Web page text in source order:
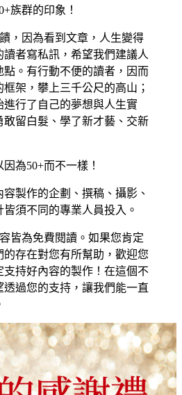
族群的印象！
，因為看到文章，人生變得
者寫私訊，希望我們建議人
點。有行動不便的讀者，因而
架，攀上三千公尺的高山；
進行了自己的夢想與人生實
敢留白髮、學了新才藝、交新
為50+而不一樣！
製作的企劃、撰稿、攝影、
須不同的專業人員投入。
皆為免費閱讀。如果您肯定
存在對您有所幫助，歡迎您
支持好內容的製作！在這個不
透過您的支持，讓我們能一直